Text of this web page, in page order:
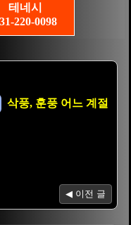
테네시
220-0098
삭풍, 훈풍 어느 계절
◀ 이전 글